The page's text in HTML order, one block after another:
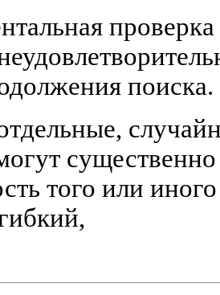
поиска.
существенно
того или